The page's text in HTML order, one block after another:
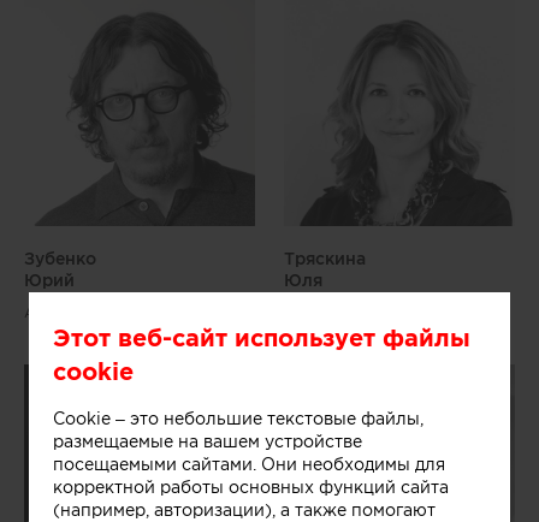
Зубенко
Юрий
Архитектор
Тряскина
Юля
Этот веб-сайт использует файлы
cookie
Cookie – это небольшие текстовые файлы,
размещаемые на вашем устройстве
посещаемыми сайтами. Они необходимы для
корректной работы основных функций сайта
(например, авторизации), а также помогают